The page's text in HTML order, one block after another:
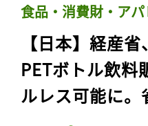
食品・消費財・ア
【日本】経産
PETボトル飲料
ルレス可能に。